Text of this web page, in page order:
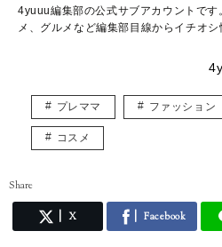
4yuuu編集部の公式サブアカウントです
メ、グルメなど編集部目線からイチオシ
プレママ ファッション
コスメ
Share
X Facebook